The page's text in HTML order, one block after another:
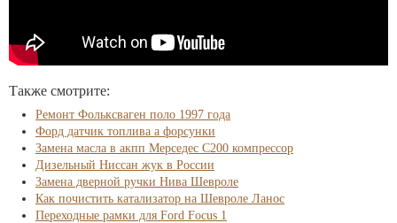
Также смотрите:
Ремонт Фольксваген поло 1997 года
Форд датчик топлива а форсунки
Замена масла в акпп Мерседес С200 компрессор
Дизельный Ниссан жук в России
Замена дверной ручки Нива Шевроле
Как почистить катализатор на Шевроле Ланос
Переходные рамки для Ford Focus 1